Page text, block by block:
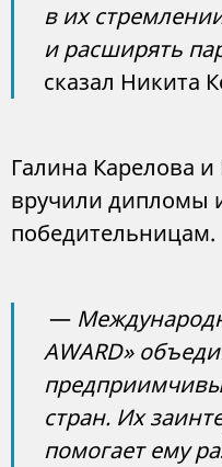
в их
и расширять
сказал Никита
Галина Карелова
вручили дипломы
победительницам.
—
AWARD»
стран. Их
помогает ему